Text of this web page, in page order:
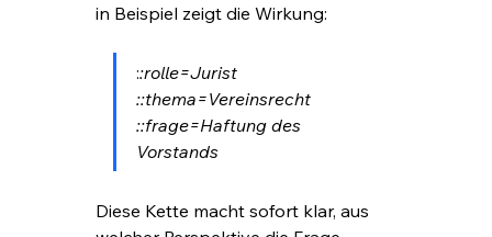
in Beispiel zeigt die Wirkung:
::rolle=Jurist
::thema=Vereinsrecht
::frage=Haftung des
Vorstands
Diese Kette macht sofort klar, aus